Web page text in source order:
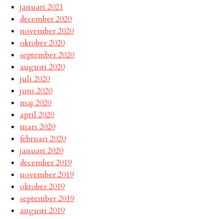
januari 2021
december 2020
november 2020
oktober 2020
september 2020
augusti 2020
juli 2020
juni 2020
maj 2020
april 2020
mars 2020
februari 2020
januari 2020
december 2019
november 2019
oktober 2019
september 2019
augusti 2019